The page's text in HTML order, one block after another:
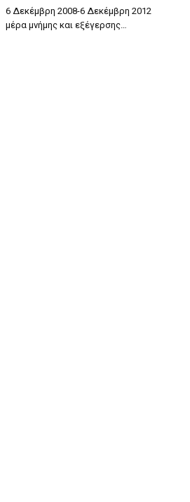
6 Δεκέμβρη 2008-6 Δεκέμβρη 2012
μέρα μνήμης και εξέγερσης…